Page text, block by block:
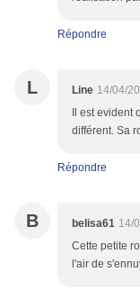
Répondre
L Line 14/04/
Il est
différent. Sa
Répondre
B belisa61 14/
Cette petite
l'air de